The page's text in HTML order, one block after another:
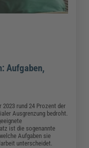
Aufgaben,
rund 24 Prozent der
Ausgrenzung bedroht.
ist die sogenannte
Aufgaben sie
unterscheidet.